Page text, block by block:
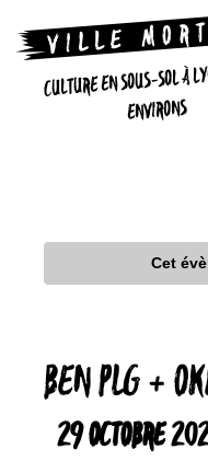
CULTURE EN SOUS-SOL À
ENVIRONS
Cet
BEN PLG +
29 OCTOBRE